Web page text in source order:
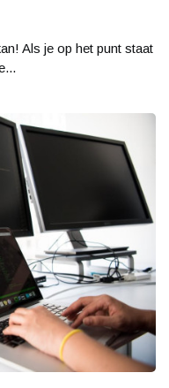
Als je op het punt staat